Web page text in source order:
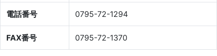
電話番号 0795-72-1294
FAX番号 0795-72-1370